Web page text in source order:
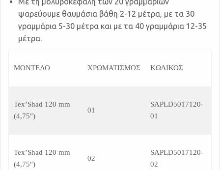
ψαρεύουμε θαυμάσια βάθη 2-12 μέτρα, με τα 30
γραμμάρια 5-30 μέτρα και με τα 40 γραμμάρια 12-35
μέτρα.
ΜΟΝΤΕΛΟ ΧΡΩΜΑΤΙΣΜΟΣ ΚΩΔΙΚΟΣ
Tex’Shad 120 mm
(4,75″)
01
SAPLD5017120-
01
Tex’Shad 120 mm
(4,75″)
02
SAPLD5017120-
02